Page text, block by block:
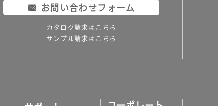
お問い合わせフォーム
カタログ請求はこちら
サンプル請求はこちら